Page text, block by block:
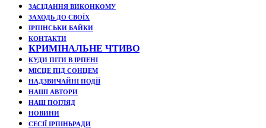
ЗАСІДАННЯ ВИКОНКОМУ
ЗАХОДЬ ДО СВОЇХ
ІРПІНСЬКИ БАЙКИ
КОНТАКТИ
КРИМІНАЛЬНЕ ЧТИВО
КУДИ ПІТИ В ІРПЕНІ
МІСЦЕ ПІД СОНЦЕМ
НАДЗВИЧАЙНІ ПОДЇЇ
НАШІ АВТОРИ
НАШ ПОГЛЯД
НОВИНИ
СЕСІЇ ІРПІНЬРАДИ